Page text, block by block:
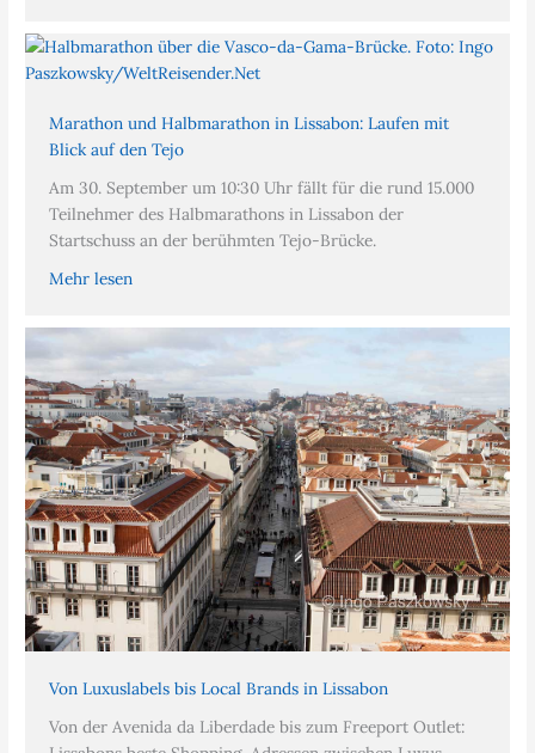
Marathon und Halbmarathon in Lissabon: Laufen mit
Blick auf den Tejo
Am 30. September um 10:30 Uhr fällt für die rund 15.000
Teilnehmer des Halbmarathons in Lissabon der
Startschuss an der berühmten Tejo-Brücke.
Mehr lesen
Von Luxuslabels bis Local Brands in Lissabon
Von der Avenida da Liberdade bis zum Freeport Outlet: